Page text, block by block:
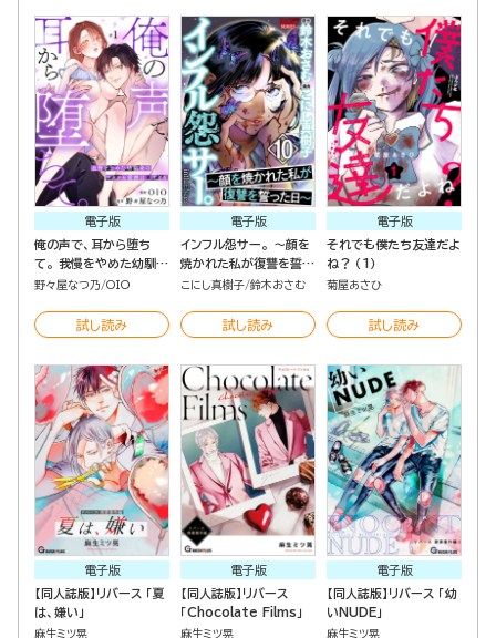
電子版
俺の声で、耳から堕ち
て。 我慢をやめた幼馴染
のワカラセ愛撫は重すぎ
野々屋なつ乃 OIO
試し読み
電子版
インフル怨サー。 ～顔を
焼かれた私が復讐を誓っ
た日～ （10）
こにし真樹子 鈴木おさむ
試し読み
電子版
それでも僕たち友達だよ
ね？ （1）
菊屋あさひ
試し読み
電子版
【同人誌版】リバース 「夏
は、嫌い」
麻生ミツ晃
電子版
【同人誌版】リバース
「Chocolate Films」
麻生ミツ晃
電子版
【同人誌版】リバース 「幼
いNUDE」
麻生ミツ晃